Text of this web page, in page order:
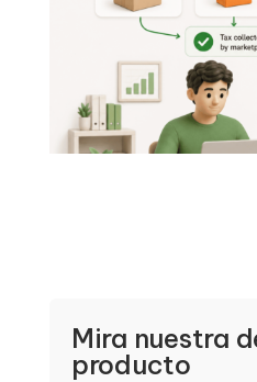
Mira nuestra
producto